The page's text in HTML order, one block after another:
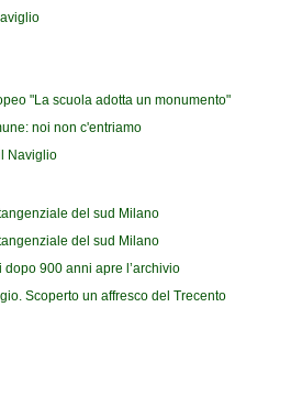
"La scuola adotta un monumento"
noi non c'entriamo
Naviglio
del sud Milano
del sud Milano
900 anni apre l’archivio
Scoperto un affresco del Trecento